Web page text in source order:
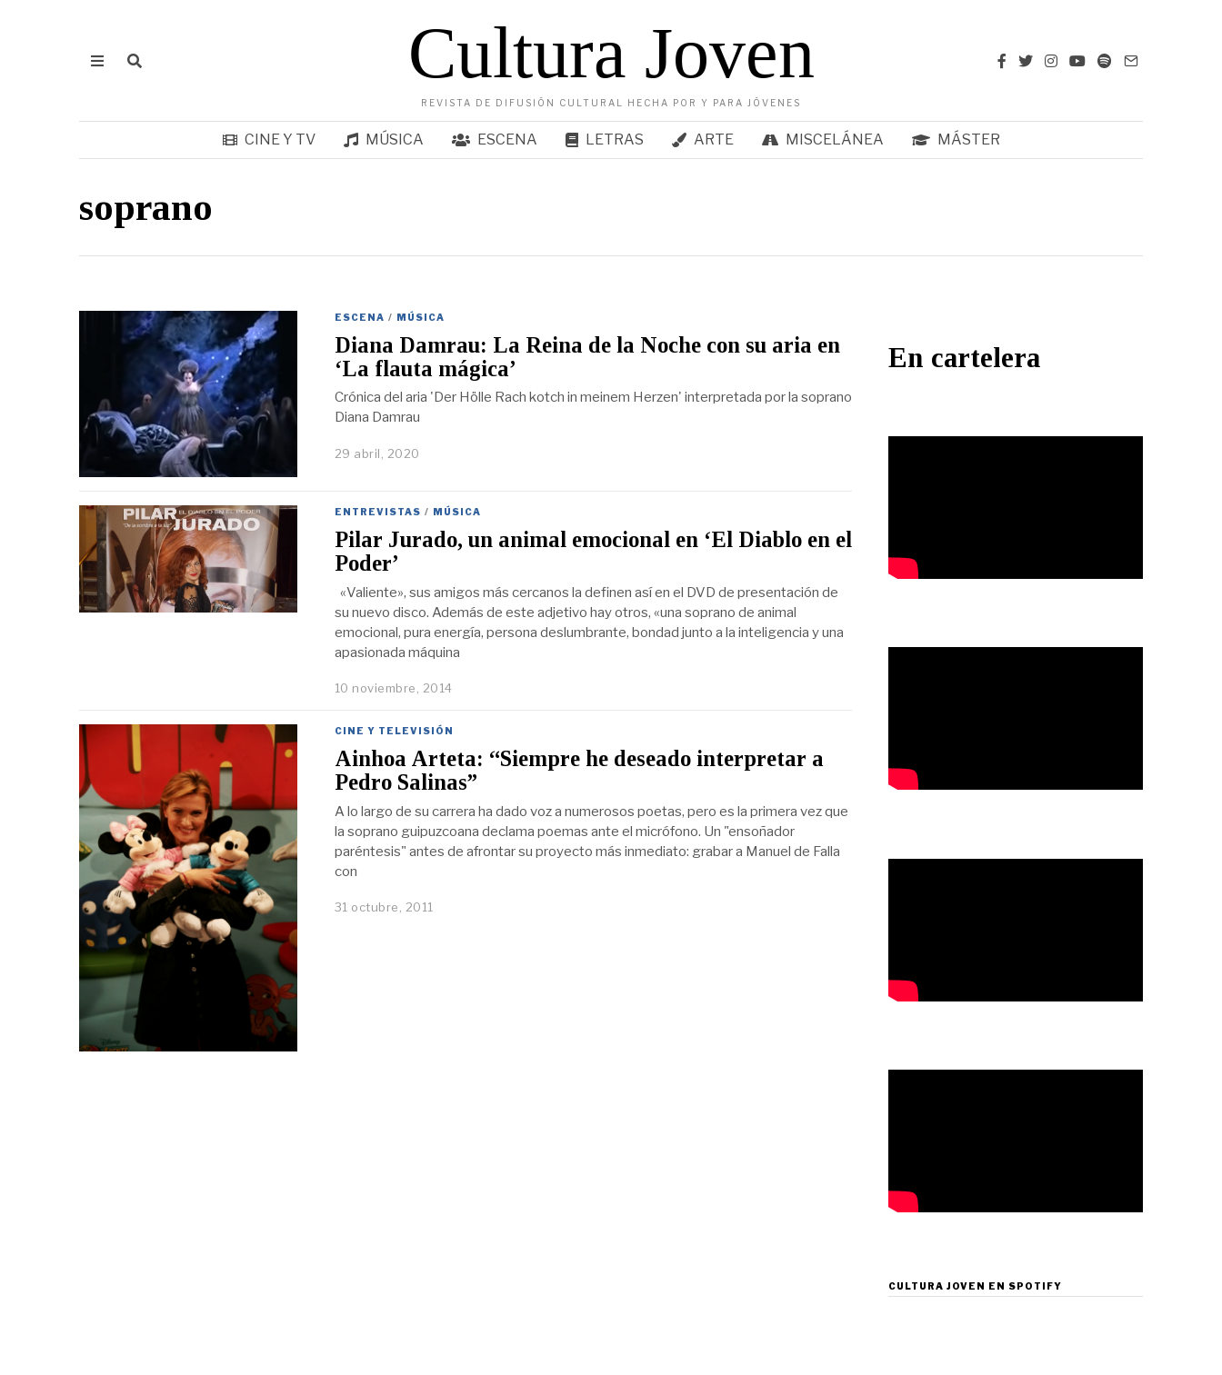
Cultura Joven
REVISTA DE DIFUSIÓN CULTURAL HECHA POR Y PARA JÓVENES
CINE Y TV MÚSICA ESCENA LETRAS ARTE MISCELÁNEA MÁSTER
soprano
ESCENA / MÚSICA
Diana Damrau: La Reina de la Noche con su aria en
‘La flauta mágica’
Crónica del aria 'Der Hölle Rach kotch in meinem Herzen' interpretada por la soprano
Diana Damrau
29 abril, 2020
ENTREVISTAS / MÚSICA
Pilar Jurado, un animal emocional en ‘El Diablo en el
Poder’
«Valiente», sus amigos más cercanos la definen así en el DVD de presentación de
su nuevo disco. Además de este adjetivo hay otros, «una soprano de animal
emocional, pura energía, persona deslumbrante, bondad junto a la inteligencia y una
apasionada máquina
10 noviembre, 2014
CINE Y TELEVISIÓN
Ainhoa Arteta: “Siempre he deseado interpretar a
Pedro Salinas”
A lo largo de su carrera ha dado voz a numerosos poetas, pero es la primera vez que
la soprano guipuzcoana declama poemas ante el micrófono. Un "ensoñador
paréntesis" antes de afrontar su proyecto más inmediato: grabar a Manuel de Falla
con
31 octubre, 2011
En cartelera
CULTURA JOVEN EN SPOTIFY